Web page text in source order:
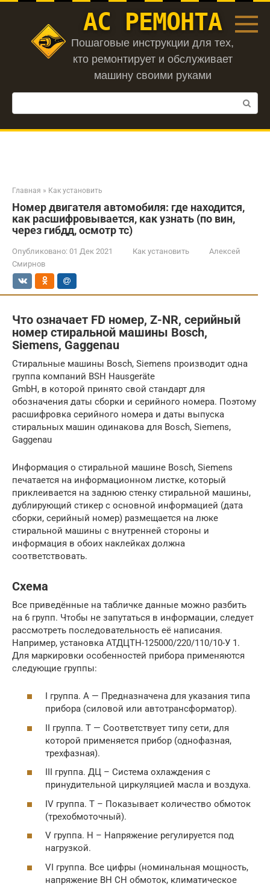
Перейти
АС РЕМОНТА
Пошаговые инструкции для тех,
кто ремонтирует и обслуживает
машину своими руками
Поиск:
Главная » Как установить
Номер двигателя автомобиля: где находится,
как расшифровывается, как узнать (по вин,
через гибдд, осмотр тс)
Опубликовано: 01 Дек 2021 Как установить
Алексей
Смирнов
Что означает FD номер, Z-NR, серийный
номер стиральной машины Bosch,
Siemens, Gaggenau
Стиральные машины Bosch, Siemens производит одна
группа компаний BSH Hausgeräte
GmbH, в которой принято свой стандарт для
обозначения даты сборки и серийного номера. Поэтому
расшифровка серийного номера и даты выпуска
стиральных машин одинакова для Bosch, Siemens,
Gaggenau
Информация о стиральной машине Bosch, Siemens
печатается на информационном листке, который
приклеивается на заднюю стенку стиральной машины,
дублирующий стикер с основной информацией (дата
сборки, серийный номер) размещается на люке
стиральной машины с внутренней стороны и
информация в обоих наклейках должна
соответствовать.
Схема
Все приведённые на табличке данные можно разбить
на 6 групп. Чтобы не запутаться в информации, следует
рассмотреть последовательность её написания.
Например, установка АТДЦТН-125000/220/110/10-У 1.
Для маркировки особенностей прибора применяются
следующие группы:
I группа. А — Предназначена для указания типа
прибора (силовой или автотрансформатор).
II группа. Т — Соответствует типу сети, для
которой применяется прибор (однофазная,
трехфазная).
III группа. ДЦ – Система охлаждения с
принудительной циркуляцией масла и воздуха.
IV группа. Т – Показывает количество обмоток
(трехобмоточный).
V группа. Н – Напряжение регулируется под
нагрузкой.
VI группа. Все цифры (номинальная мощность,
напряжение ВН СН обмоток, климатическое